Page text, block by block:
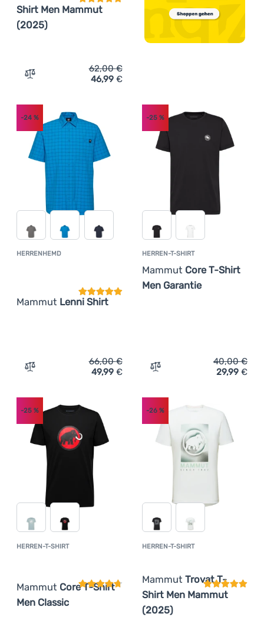
Shirt Men Mammut
(2025)
Zum Vergleich 'Herren-T-Shirt Mammut Trovat T-Shirt
62,00€
46,99 €
HERRENHEMD
Mammut Lenni Shirt
Kundenbewertung
-24 %
Zum Vergleich 'Herrenhemd Mammut Lenni Shirt'
66,00€
49,99 €
HERREN-T-SHIRT
Mammut Core T-Shirt
Men Garantie
-25%
Zum Vergleich 'Herren-T-
40,00€
29,99 €
HERREN-T-SHIRT
Mammut Core T-Shirt
Men Classic
Kundenbewertung
-25 %
HERREN-T-SHIRT
Mammut Trovat T-
Shirt Men Mammut
(2025)
-26%